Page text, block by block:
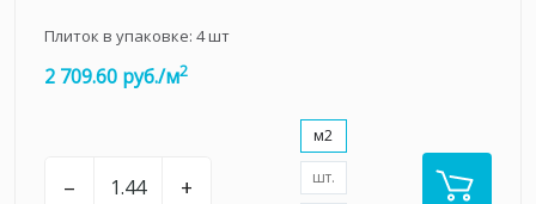
Плиток в упаковке: 4шт
2 709.60 руб./м2
– +
м2
шт.